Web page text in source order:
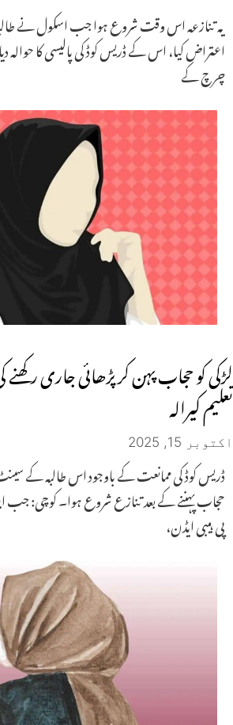
یہ تنازعہ اس وقت شروع ہوا جب اسکول نے
اعتراض کیا، اس کے ڈریس کوڈ کی پالیسی کا حوالہ
چرچ کے
لڑکی کو حجاب پہن کر پڑھائی جاری
تعلیم کیرالہ
اکتوبر 15, 2025
ڈریس کوڈ کی ممانعت کے باوجود اس طالبہ کے
حجاب پہننے کے بعد تنازع شروع ہوا۔ کوچی: جب
پی ہیبی ایڈن،